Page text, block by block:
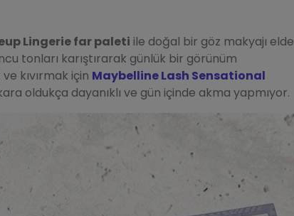
Lingerie far paleti ile doğal bir göz makyajı elde
tonları karıştırarak günlük bir görünüm
kıvırmak için Maybelline Lash Sensational
oldukça dayanıklı ve gün içinde akma yapmıyor.